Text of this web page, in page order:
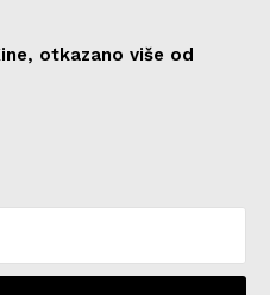
otkazano više od